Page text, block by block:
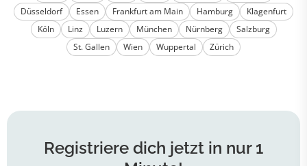
Düsseldorf
Essen Frankfurt am Main Hamburg
Klagenfurt
Köln
Linz Luzern München Nürnberg
Salzburg
St. Gallen
Wien Wuppertal Zürich
Registriere dich jetzt in nur 1